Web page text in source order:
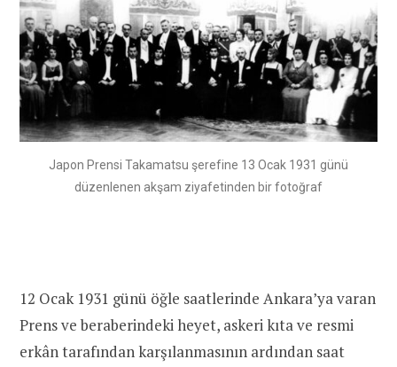
Japon Prensi Takamatsu şerefine 13 Ocak 1931 günü
düzenlenen akşam ziyafetinden bir fotoğraf
12 Ocak 1931 günü öğle saatlerinde Ankara’ya varan
Prens ve beraberindeki heyet, askeri kıta ve resmi
erkân tarafından karşılanmasının ardından saat